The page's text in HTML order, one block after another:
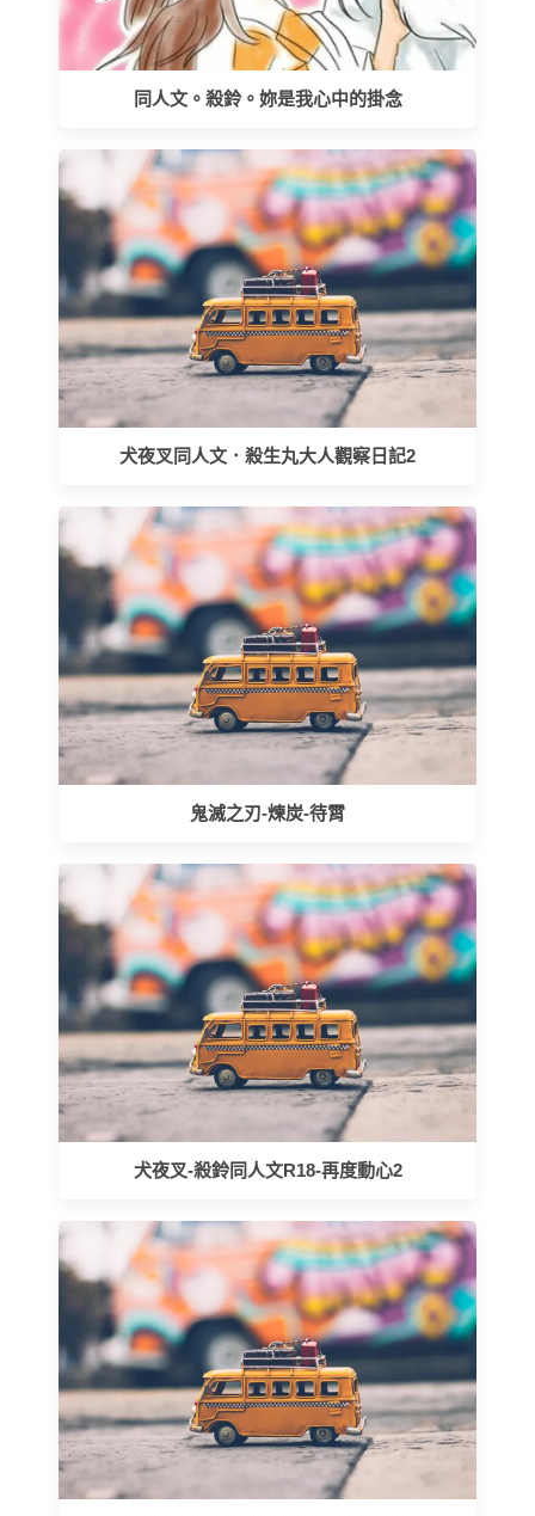
同人文。殺鈴。妳是我心中的掛念
犬夜叉同人文．殺生丸大人觀察日記2
鬼滅之刃-煉炭-待霄
犬夜叉-殺鈴同人文R18-再度動心2